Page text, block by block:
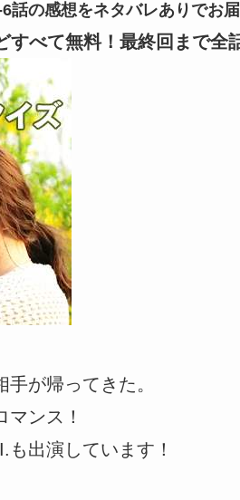
話の感想をネタバレありでお
べて無料！最終回まで全
が帰ってきた。
ンス！
出演しています！